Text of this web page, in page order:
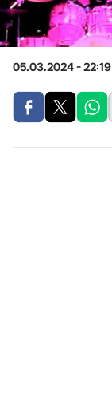
05.03.2024 - 22:19